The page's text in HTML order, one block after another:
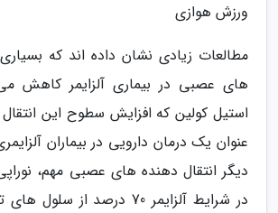
ورزش هوازی
مطالعات زیادی نشان داده اند که بسیاری
های عصبی در بیماری آلزایمر کاهش می
استیل کولین که افزایش سطوح این
عنوان یک درمان دارویی در بیماران
دیگر انتقال دهنده های عصبی مهم،
در شرایط آلزایمر 70 درصد از